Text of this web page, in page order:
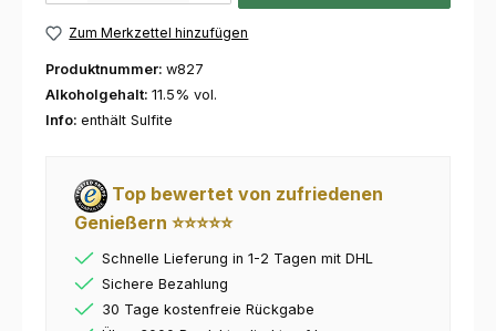
Zum Merkzettel hinzufügen
Produktnummer: w827
Alkoholgehalt: 11.5% vol.
Info: enthält Sulfite
Top bewertet von zufriedenen
Genießern ⭐⭐⭐⭐⭐
Schnelle Lieferung in 1-2 Tagen mit DHL
Sichere Bezahlung
30 Tage kostenfreie Rückgabe